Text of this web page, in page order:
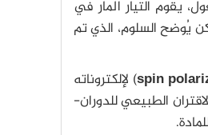
يقوم التيار المار في
يُوضح السلوم، الذي تم
spin) لإلكتروناته
الطبيعي للدوران-